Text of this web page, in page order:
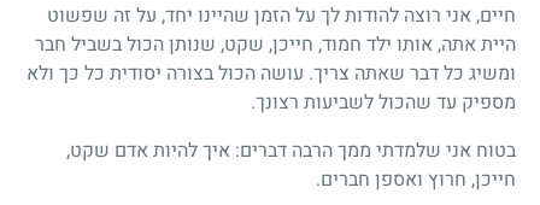
חיים, אני רוצה להודות לך על הזמן שהיינו יחד, על זה שפשוט
היית אתה, אותו ילד חמוד, חייכן, שקט, שנותן הכול בשביל חבר
ומשיג כל דבר שאתה צריך. עושה הכול בצורה יסודית כל כך ולא
מספיק עד שהכול לשביעות רצונך.
בטוח אני שלמדתי ממך הרבה דברים: איך להיות אדם שקט,
חייכן, חרוץ ואספן חברים.